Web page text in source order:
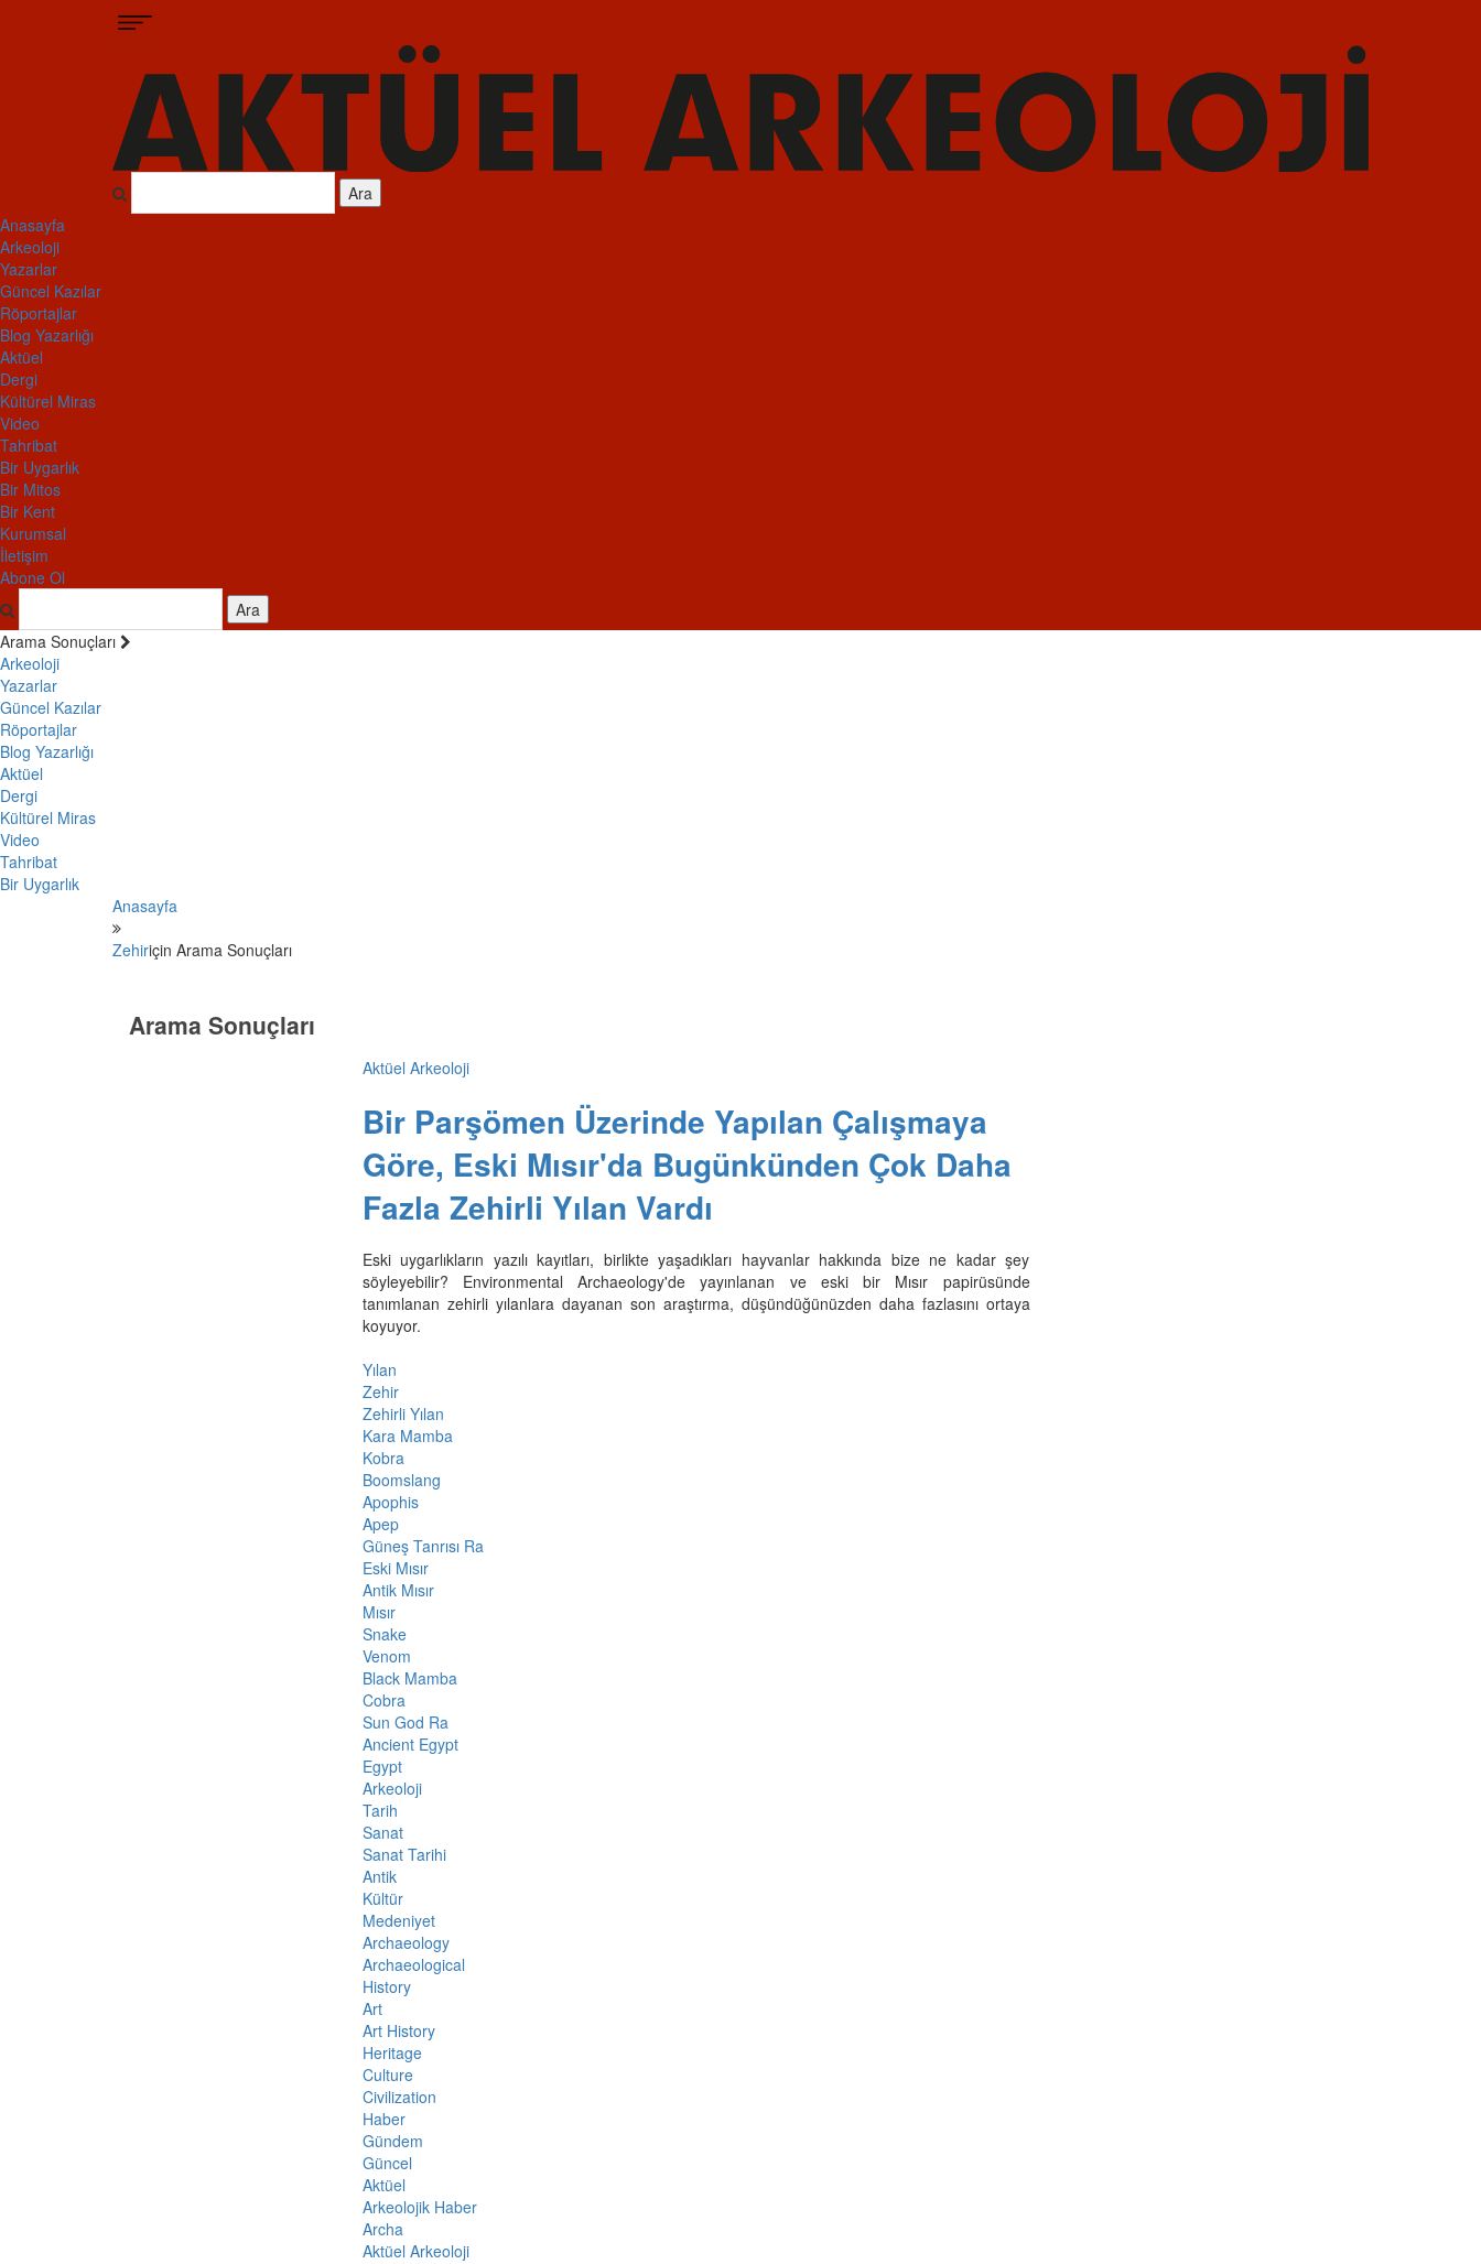
Ara
Anasayfa
Arkeoloji
Yazarlar
Güncel Kazılar
Röportajlar
Blog Yazarlığı
Aktüel
Dergi
Kültürel Miras
Video
Tahribat
Bir Uygarlık
Bir Mitos
Bir Kent
Kurumsal
İletişim
Abone Ol
Ara
Arama Sonuçları
Arkeoloji
Yazarlar
Güncel Kazılar
Röportajlar
Blog Yazarlığı
Aktüel
Dergi
Kültürel Miras
Video
Tahribat
Bir Uygarlık
Anasayfa
Zehiriçin Arama Sonuçları
Arama Sonuçları
Aktüel Arkeoloji
Bir Parşömen Üzerinde Yapılan Çalışmaya
Göre, Eski Mısır'da Bugünkünden Çok Daha
Fazla Zehirli Yılan Vardı
Eski uygarlıkların yazılı kayıtları, birlikte yaşadıkları hayvanlar hakkında bize ne kadar şey
söyleyebilir? Environmental Archaeology'de yayınlanan ve eski bir Mısır papirüsünde
tanımlanan zehirli yılanlara dayanan son araştırma, düşündüğünüzden daha fazlasını ortaya
koyuyor.
Yılan
Zehir
Zehirli Yılan
Kara Mamba
Kobra
Boomslang
Apophis
Apep
Güneş Tanrısı Ra
Eski Mısır
Antik Mısır
Mısır
Snake
Venom
Black Mamba
Cobra
Sun God Ra
Ancient Egypt
Egypt
Arkeoloji
Tarih
Sanat
Sanat Tarihi
Antik
Kültür
Medeniyet
Archaeology
Archaeological
History
Art
Art History
Heritage
Culture
Civilization
Haber
Gündem
Güncel
Aktüel
Arkeolojik Haber
Archa
Aktüel Arkeoloji